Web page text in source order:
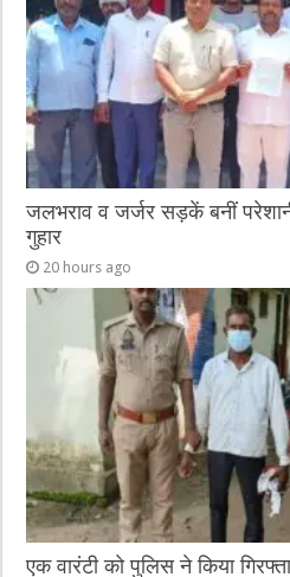
जलभराव व जर्जर सड़कें बनीं
गुहार
20 hours ago
एक वारंटी को पुलिस ने किया